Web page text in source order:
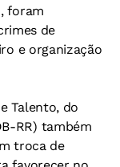
foram
de
e organização
Talento, do
RR) também
troca de